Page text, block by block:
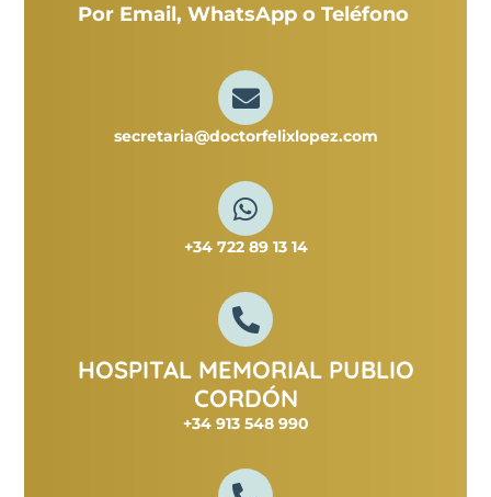
Por Email, WhatsApp o Teléfono
secretaria@doctorfelixlopez.com
+34 722 89 13 14
HOSPITAL MEMORIAL PUBLIO
CORDÓN
+34 913 548 990